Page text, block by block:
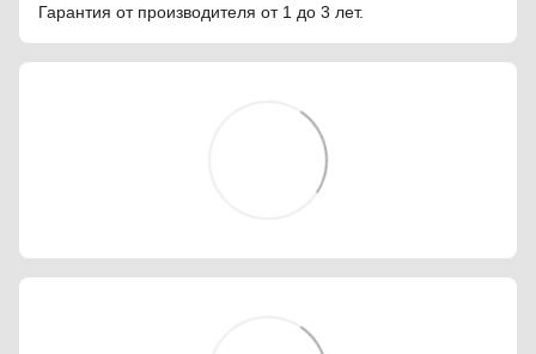
Гарантия от производителя от 1 до 3 лет.